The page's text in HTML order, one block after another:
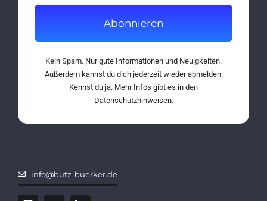
Abonnieren
Kein Spam. Nur gute Informationen und Neuigkeiten.
Außerdem kannst du dich jederzeit wieder abmelden.
Kennst du ja. Mehr Infos gibt es in den
Datenschutzhinweisen.
info@butz-buerker.de